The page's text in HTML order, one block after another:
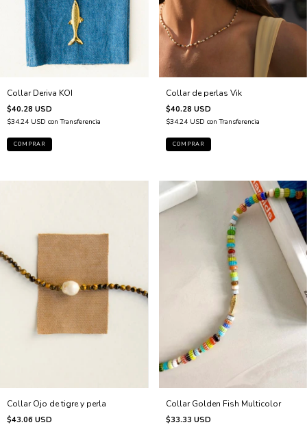
Collar Deriva KOI
$40.28 USD
$34.24 USD con Transferencia
Collar de perlas Vik
$40.28 USD
$34.24 USD con Transferencia
Collar Ojo de tigre y perla
$43.06 USD
Collar Golden Fish Multicolor
$33.33 USD